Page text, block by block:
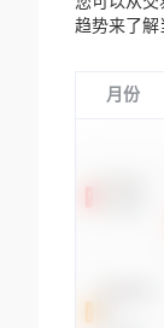
趋势来了解
月份